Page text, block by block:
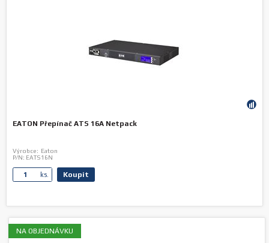
EATON Přepínač ATS 16A Netpack
Výrobce: Eaton
P/N: EATS16N
ks. Koupit
NA OBJEDNÁVKU